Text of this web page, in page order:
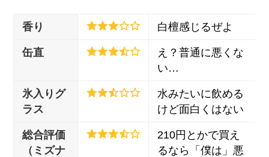
香り 白檀感じるぜよ
缶直
え？普通に悪くな
い…
氷入りグ
ラス
水みたいに飲める
けど面白くはない
総合評価
（ミズナ
210円とかで買え
るなら「僕は」悪